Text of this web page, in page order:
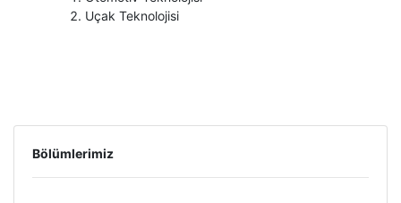
Uçak Teknolojisi
Bölümlerimiz